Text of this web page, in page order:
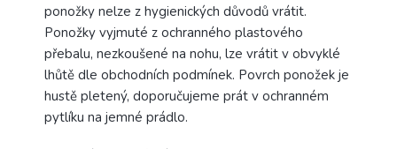
ponožky nelze z hygienických důvodů vrátit.
Ponožky vyjmuté z ochranného plastového
přebalu, nezkoušené na nohu, lze vrátit v obvyklé
lhůtě dle obchodních podmínek. Povrch ponožek je
hustě pletený, doporučujeme prát v ochranném
pytlíku na jemné prádlo.